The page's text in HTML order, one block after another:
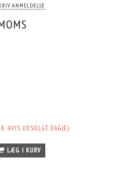
ANMELDELSE
HVIS UDSOLGT. DAG(E)
LÆG I KURV